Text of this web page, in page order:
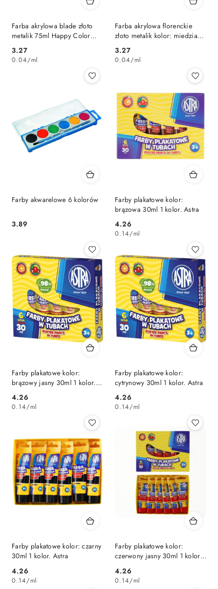
Farba akrylowa blade złoto
metalik 75ml Happy Color
(HA 7370 0075-112)
Cena:
3.27
0.04/ml
Farba akrylowa florenckie
złoto metalik kolor: miedziany
75ml Happy Color (HA 7370
0075-117)
Cena:
3.27
0.04/ml
Farby akwarelowe 6 kolorów
Cena:
3.89
Farby plakatowe kolor:
brązowa 30ml 1 kolor. Astra
Cena:
4.26
0.14/ml
Farby plakatowe kolor:
brązowy jasny 30ml 1 kolor.
Astra
Cena:
4.26
0.14/ml
Farby plakatowe kolor:
cytrynowy 30ml 1 kolor. Astra
Cena:
4.26
0.14/ml
Farby plakatowe kolor: czarny
30ml 1 kolor. Astra
Cena:
4.26
0.14/ml
Farby plakatowe kolor:
czerwony jasny 30ml 1 kolor.
Cena:
4.26
0.14/ml